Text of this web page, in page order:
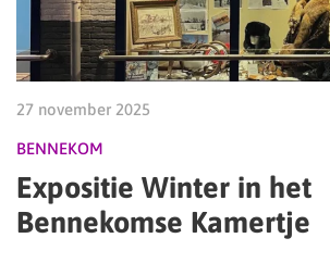
27 november 2025
BENNEKOM
Expositie Winter in het
Bennekomse Kamertje